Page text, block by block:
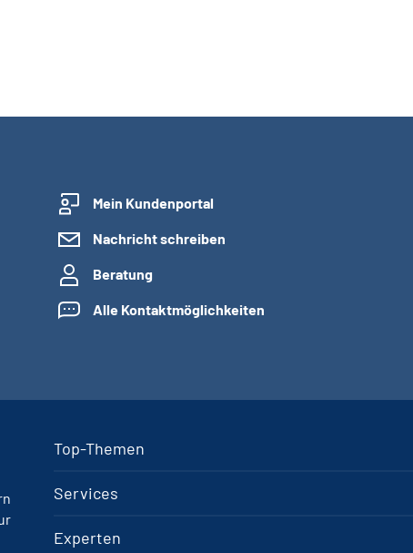
Mein Kundenportal
Nachricht schreiben
Beratung
Alle Kontaktmöglichkeiten
Top-Themen
Services
Experten